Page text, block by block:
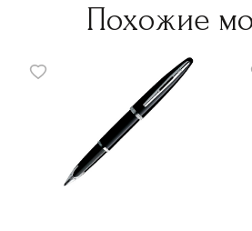
Похожие